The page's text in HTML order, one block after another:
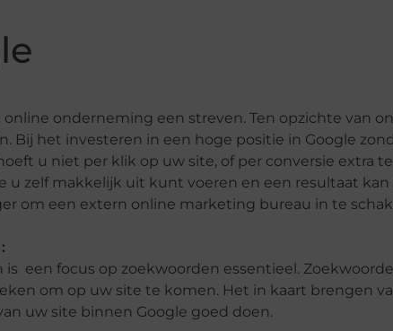
online onderneming een streven. Ten opzichte van
Bij het investeren in een hoge positie in Google
u niet per klik op uw site, of per conversie extra
u zelf makkelijk uit kunt voeren en een resultaat
om een extern online marketing bureau in te
:
een focus op zoekwoorden essentieel.
om op uw site te komen. Het in kaart brengen
uw site binnen Google goed doen.